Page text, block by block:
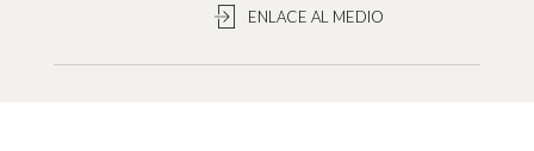
ENLACE AL MEDIO